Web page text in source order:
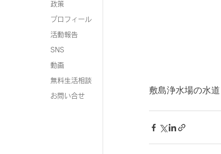
政策
プロフィール
活動報告
SNS
動画
無料生活相談
お問い合せ
敷島浄水場の水